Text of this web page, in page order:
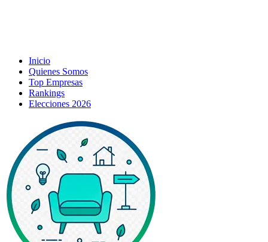
Inicio
Quienes Somos
Top Empresas
Rankings
Elecciones 2026